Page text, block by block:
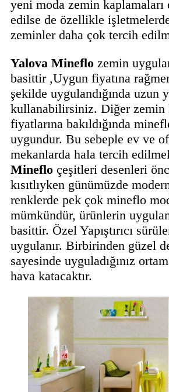
yeni moda zemin kaplamaları
edilse de özellikle
zeminler daha çok tercih
Yalova Mineflo zemin
basittir ,Uygun fiyatına
şekilde uygulandığında uzun
kullanabilirsiniz. Diğer zemin
fiyatlarına bakıldığında
uygundur. Bu sebeple ev ve
mekanlarda hala tercih
Mineflo çeşitleri desenleri
kısıtlıyken günümüzde
renklerde pek çok mineflo
mümkündür, ürünlerin
basittir. Özel Yapıştırıcı
uygulanır. Birbirinden güzel
sayesinde uyguladığınız
hava katacaktır.